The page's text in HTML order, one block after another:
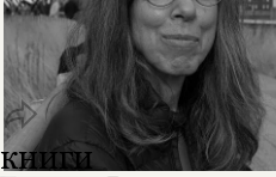
книги